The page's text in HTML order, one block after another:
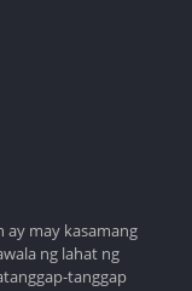
ay may kasamang
ng lahat ng
tanggap